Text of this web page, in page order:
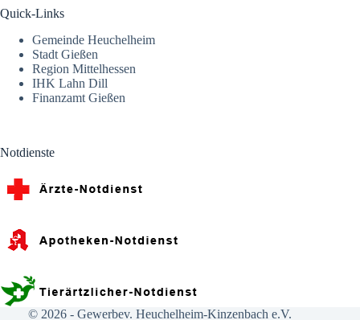
Quick-Links
Gemeinde Heuchelheim
Stadt Gießen
Region Mittelhessen
IHK Lahn Dill
Finanzamt Gießen
Notdienste
© 2026 -Gewerbev. Heuchelheim-Kinzenbach e.V.